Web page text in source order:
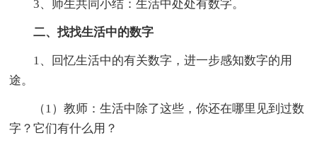
3、师生共同小结：生活中处处有数字。
二、找找生活中的数字
1、回忆生活中的有关数字，进一步感知数字的用
途。
（1）教师：生活中除了这些，你还在哪里见到过数
字？它们有什么用？